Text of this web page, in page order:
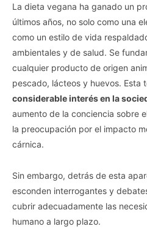
La dieta vegana ha ganado un
últimos años, no solo como una
como un estilo de vida
ambientales y de salud. Se
cualquier producto de origen
pescado, lácteos y huevos. Esta
considerable interés en la
aumento de la conciencia sobre
la preocupación por el impacto
cárnica.
Sin embargo, detrás de esta
esconden interrogantes y
cubrir adecuadamente las
humano a largo plazo.